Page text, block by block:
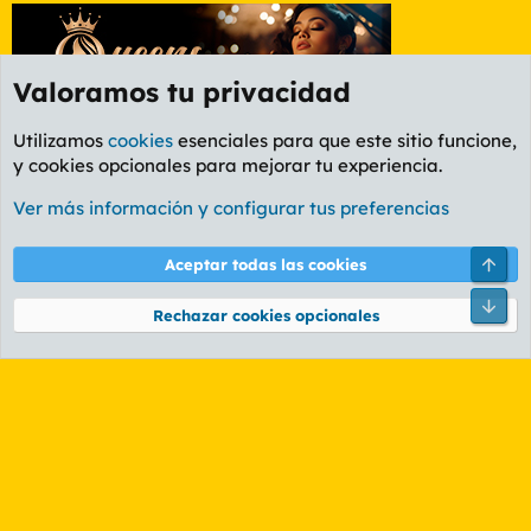
Foro Informática y Videojuegos
Cookies
PL OLDSTYLE AMARILLO
Términos y reglas Política de privacidad Ayuda
Community platform by XenForo® © 2010-2026 XenForo Ltd.
Valoramos tu privacidad
Utilizamos cookies esenciales para que este sitio funcione,
y cookies opcionales para mejorar tu experiencia.
Ver más información y configurar tus preferencias
Aceptar todas las cookies
Rechazar cookies opcionales
Pie